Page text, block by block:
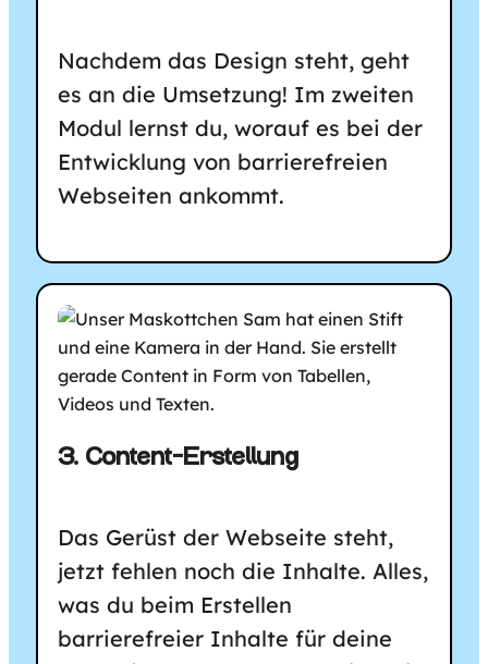
Nachdem das Design steht, geht
es an die Umsetzung! Im zweiten
Modul lernst du, worauf es bei der
Entwicklung von barrierefreien
Webseiten ankommt.
3. Content-Erstellung
Das Gerüst der Webseite steht,
jetzt fehlen noch die Inhalte. Alles,
was du beim Erstellen
barrierefreier Inhalte für deine